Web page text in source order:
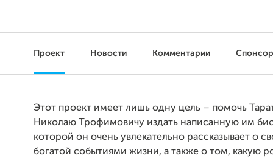
Проект Новости Комментарии
Этот проект имеет лишь одну цель – помочь
Николаю Трофимовичу издать написанную им
которой он очень увлекательно рассказывает о
богатой событиями жизни, а также о том, какую